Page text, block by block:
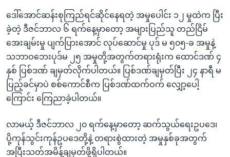
ဒေါ်အောင်ဆန်းစုကြည်ရင်ဆိုင်နေရတဲ့ အမှုပေါင်း ၁၂ မှုထဲက ပြီး
ခဲ့တဲ့ ဒီဇင်ဘာလ ၆ ရက်နေ့မှာတော့ အများပြည်သူ တည်ငြိမ်
အေးချမ်းမှု ပျက်ပြားအောင် လုပ်ဆောင်မှု ပုဒ် မ ၅၀၅-ခ အမှုနဲ့
သဘာဝဘေးပုဒ်မ ၂၅ အမှုတို့အတွက်တရားရုံးက ထောင်ဒဏ် ၄
နှစ် ပြစ်ဒဏ် ချမှတ်လိုက်ပါတယ်။ ပြစ်ဒဏ်ချမှတ်ပြီး ၂၄ နာရီ မ
ပြည့်ခင်မှာပဲ စစ်ကောင်စီက ပြစ်ဒဏ်ထက်ဝက် လျှော့ပေါ့
ကြောင်း ကြေညာခဲ့ပါတယ်။
လာမယ့် ဒီဇင်ဘာလ ၂၀ ရက်နေ့မှာတော့ ဆက်သွယ်ရေးဥပဒေ၊
ပို့ကုန်သွင်းကုန်ဥပဒေတို့နဲ့ တရားစွဲထားတဲ့ အမှုနှစ်ခုအတွက်
အပြီးသတ်အမိန့်ချမှတ်ဖို့ရှိပါတယ်။